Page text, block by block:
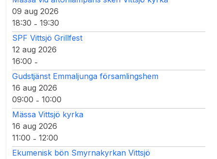
09 aug 2026
18:30 - 19:30
SPF Vittsjö Grillfest
12 aug 2026
16:00 -
Gudstjänst Emmaljunga församlingshem
16 aug 2026
09:00 - 10:00
Mässa Vittsjö kyrka
16 aug 2026
11:00 - 12:00
Ekumenisk bön Smyrnakyrkan Vittsjö